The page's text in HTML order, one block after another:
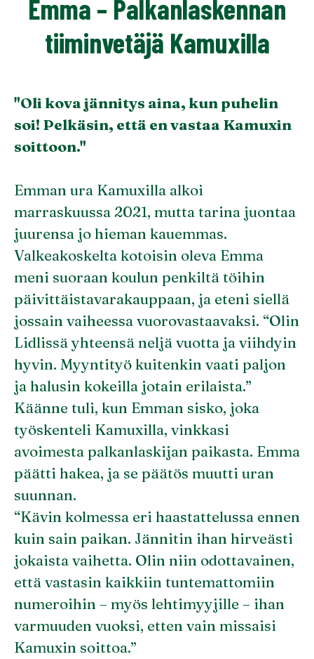
Emma – Palkanlaskennan
tiiminvetäjä Kamuxilla
"Oli kova jännitys aina, kun puhelin
soi! Pelkäsin, että en vastaa Kamuxin
soittoon."
Emman ura Kamuxilla alkoi
marraskuussa 2021, mutta tarina juontaa
juurensa jo hieman kauemmas.
Valkeakoskelta kotoisin oleva Emma
meni suoraan koulun penkiltä töihin
päivittäistavarakauppaan, ja eteni siellä
jossain vaiheessa vuorovastaavaksi. “Olin
Lidlissä yhteensä neljä vuotta ja viihdyin
hyvin. Myyntityö kuitenkin vaati paljon
ja halusin kokeilla jotain erilaista.”
Käänne tuli, kun Emman sisko, joka
työskenteli Kamuxilla, vinkkasi
avoimesta palkanlaskijan paikasta. Emma
päätti hakea, ja se päätös muutti uran
suunnan.
“Kävin kolmessa eri haastattelussa ennen
kuin sain paikan. Jännitin ihan hirveästi
jokaista vaihetta. Olin niin odottavainen,
että vastasin kaikkiin tuntemattomiin
numeroihin – myös lehtimyyjille – ihan
varmuuden vuoksi, etten vain missaisi
Kamuxin soittoa.”